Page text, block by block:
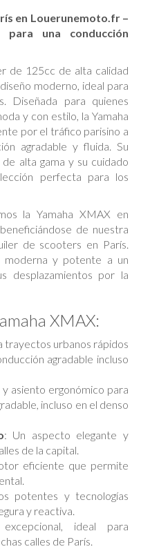
en Louerunemoto.fr –
una conducción
de 125cc de alta calidad
moderno, ideal para
Diseñada para quienes
y con estilo, la Yamaha
por el tráfico parisino a
agradable y fluida. Su
alta gama y su cuidado
perfecta para los
la Yamaha XMAX en
de nuestra
de scooters en París.
y potente a un
desplazamientos por la
XMAX:
trayectos urbanos rápidos
agradable incluso
asiento ergonómico para
incluso en el denso
: Un aspecto elegante y
de la capital.
eficiente que permite
potentes y tecnologías
y reactiva.
ideal para
calles de París.